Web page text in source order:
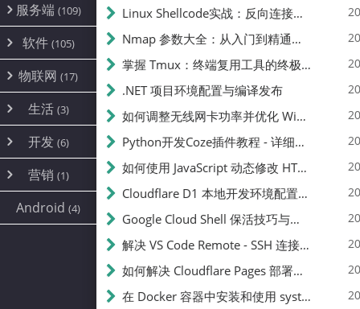
Debian(24)
ProxmoxVE
Ubuntu(7)
服务端 (109)
环境配置
DD重装(3)
加速优化(34)
面板(12)
容器
游戏 (7)
饥荒(7)
云服务商(4)
WEB源码(6)
建站(5)
软件 (105)
安全(12)
办公(4)
图片 (2)
文件
系统 (35)
AI(10)
物联网 (17)
路由器
随身wifi(1)
mobile(14)
刷机
magisk
生活 (3)
线报
sim卡(1)
开发 (6)
编译
JavaScript(2)
python(2)
营销 (1)
公关(1)
SEO(1)
Android (4)
Linux Shellcode实战：反向连接、持久化、免杀技术详解（MSF,Cobalt Strike）- 从原理到C加载器实现
Nmap 参数大全：从入门到精通，掌握网络扫描的核心技巧
掌握 Tmux：终端复用工具的终极指南
.NET 项目环境配置与编译发布
如何调整无线网卡功率并优化 Wifite 的功率设置
Python开发Coze插件教程 - 详细步骤与注意事项
如何使用 JavaScript 动态修改 HTML 中的权限文本 | 前端开发教程
Cloudflare D1 本地开发环境配置指南 | CF Pages Local Development Guide
Google Cloud Shell 保活技巧与配额时间查看方法
解决 VS Code Remote - SSH 连接失败问题：从权限问题到成功启动
如何解决 Cloudflare Pages 部署中的 API Token 权限问题
在 Docker 容器中安装和使用 systemctl 的完整指南
📝
250
篇文章
✍️